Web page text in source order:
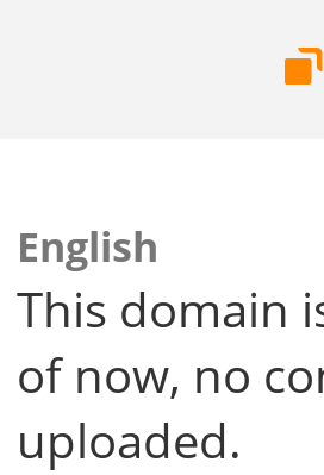
English
This domain
of now, no
uploaded.